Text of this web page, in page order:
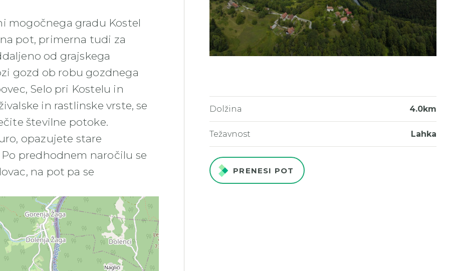
mogočnega gradu Kostel
pot, primerna tudi za
od grajskega
gozd ob robu gozdnega
Selo pri Kostelu in
in rastlinske vrste, se
številne potoke.
opazujete stare
predhodnem naročilu se
na pot pa se
Dolžina 4.0km
Težavnost Lahka
PRENESI POT